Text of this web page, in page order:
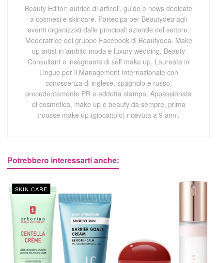
Beauty Editor: autrice di articoli, guide e news dedicate
a cosmesi e skincare. Partecipa per Beautydea agli
eventi organizzati dalle principali aziende del settore.
Moderatrice del gruppo Facebook di Beautydea. Make
up artist in ambito moda e luxury wedding. Beauty
Consultant e insegnante di self make up. Laureata in
Lingue per il Management Internazionale con
conoscenza di inglese, spagnolo e russo,
precedentemente PR e addetta stampa. Appassionata
di cosmetica, make up e beauty da sempre, prima
trousse make up (giocattolo) ricevuta a 9 anni.
Potrebbero interessarti anche:
SKIN CARE